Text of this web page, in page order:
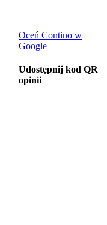
Oceń Contino w
Google
Udostępnij kod QR
opinii